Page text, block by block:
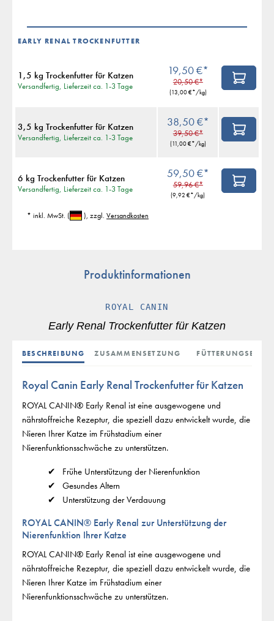
EARLY RENAL TROCKENFUTTER
1,5 kg Trockenfutter für Katzen
Versandfertig, Lieferzeit ca. 1-3 Tage
19,50 €*
20,50 €*
(13,00 €*/kg)
3,5 kg Trockenfutter für Katzen
Versandfertig, Lieferzeit ca. 1-3 Tage
38,50 €*
39,50 €*
(11,00 €*/kg)
6 kg Trockenfutter für Katzen
Versandfertig, Lieferzeit ca. 1-3 Tage
59,50 €*
59,96 €*
(9,92 €*/kg)
* inkl. MwSt. ( ), zzgl. Versandkosten
Produktinformationen
ROYAL CANIN
Early Renal Trockenfutter für Katzen
BESCHREIBUNG ZUSAMMENSETZUNG
Royal Canin Early Renal Trockenfutter für Katzen
ROYAL CANIN® Early Renal ist eine ausgewogene und
nährstoffreiche Rezeptur, die speziell dazu entwickelt wurde, die
Nieren Ihrer Katze im Frühstadium einer
Nierenfunktionsschwäche zu unterstützen.
Frühe Unterstützung der Nierenfunktion
Gesundes Altern
Unterstützung der Verdauung
ROYAL CANIN® Early Renal zur Unterstützung der
Nierenfunktion Ihrer Katze
ROYAL CANIN® Early Renal ist eine ausgewogene und
nährstoffreiche Rezeptur, die speziell dazu entwickelt wurde, die
Nieren Ihrer Katze im Frühstadium einer
Nierenfunktionsschwäche zu unterstützen.